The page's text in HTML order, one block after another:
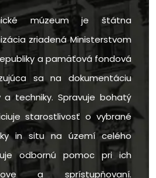
múzeum je štátna
zriadená Ministerstvom
a pamäťová fondová
sa na dokumentáciu
a techniky. Spravuje bohatý
starostlivosť o vybrané
in situ na území celého
odbornú pomoc pri ich
a sprístupňovaní.